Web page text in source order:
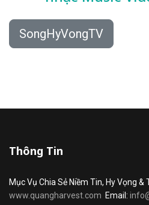
SongHyVongTV
Thông Tin
Mục Vụ Chia Sẻ Niềm Tin, Hy Vọng &
www.quangharvest.com Email: